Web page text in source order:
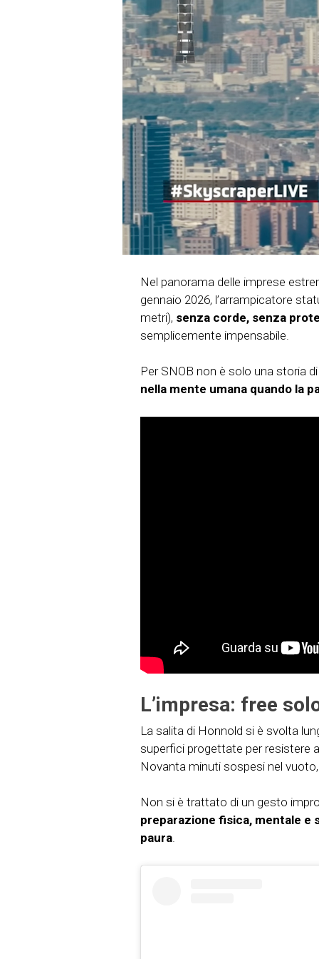
Nel panorama delle imprese
gennaio 2026, l’arrampicatore
metri), senza corde, senza
semplicemente impensabile.
Per SNOB non è solo una storia
nella mente umana quando la
L’impresa: free
La salita di Honnold si è svolta
superfici progettate per resistere
Novanta minuti sospesi nel
Non si è trattato di un gesto
preparazione fisica, mentale e
paura.